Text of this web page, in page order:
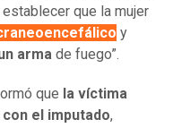
que la mujer
y
arma de fuego”.
que la víctima
el imputado,